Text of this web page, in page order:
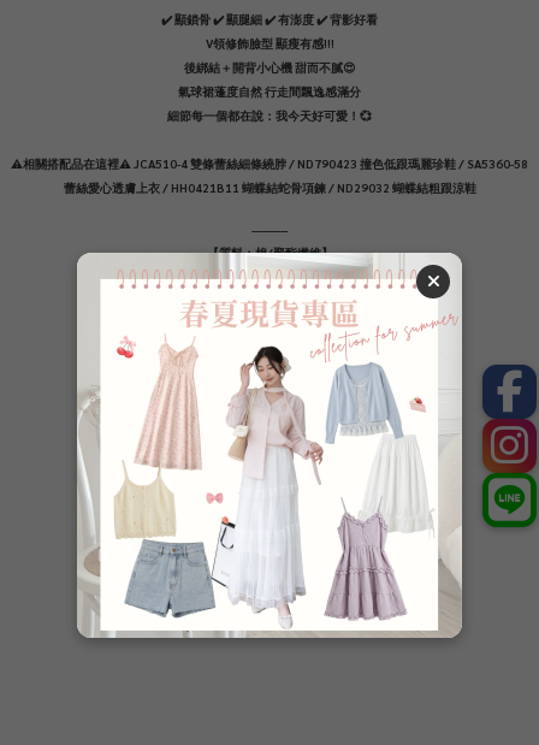
✔️ 顯鎖骨 ✔️ 顯腿細 ✔️ 有澎度 ✔️ 背影好看
V領修飾臉型 顯瘦有感!!!
後綁結＋開背小心機 甜而不膩😍
氣球裙蓬度自然 行走間飄逸感滿分
細節每一個都在說：我今天好可愛！💞
⚠️相關搭配品在這裡⚠️ JCA510-4 雙條蕾絲細條繞脖 / ND790423 撞色低跟瑪麗珍鞋 / SA5360-58
蕾絲愛心透膚上衣 / HH0421B11 蝴蝶結蛇骨項鍊 / ND29032 蝴蝶結粗跟涼鞋
----------
【質料：棉/聚酯纖維】
【厚度：春夏款/⭐️⭐️⭐️一般】
【透度：白微透(需搭配淺色內裡)】
【彈性：無】
【內裡：有】
⭐️較薄、⭐️⭐️薄、⭐️⭐️⭐️一般、⭐️⭐️⭐️⭐️厚、⭐️⭐️⭐️⭐️⭐️較厚
了解更多